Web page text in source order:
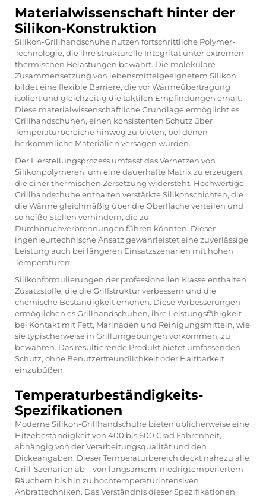
Materialwissenschaft hinter der
Silikon-Konstruktion
Silikon-Grillhandschuhe nutzen fortschrittliche Polymer-
Technologie, die ihre strukturelle Integrität unter extremen
thermischen Belastungen bewahrt. Die molekulare
Zusammensetzung von lebensmittelgeeignetem Silikon
bildet eine flexible Barriere, die vor Wärmeübertragung
isoliert und gleichzeitig die taktilen Empfindungen erhält.
Diese materialwissenschaftliche Grundlage ermöglicht es
Grillhandschuhen, einen konsistenten Schutz über
Temperaturbereiche hinweg zu bieten, bei denen
herkömmliche Materialien versagen würden.
Der Herstellungsprozess umfasst das Vernetzen von
Silikonpolymeren, um eine dauerhafte Matrix zu erzeugen,
die einer thermischen Zersetzung widersteht. Hochwertige
Grillhandschuhe enthalten verstärkte Silikonschichten, die
die Wärme gleichmäßig über die Oberfläche verteilen und
so heiße Stellen verhindern, die zu
Durchbruchverbrennungen führen könnten. Dieser
ingenieurtechnische Ansatz gewährleistet eine zuverlässige
Leistung auch bei längeren Einsatzszenarien mit hohen
Temperaturen.
Silikonformulierungen der professionellen Klasse enthalten
Zusatzstoffe, die die Griffstruktur verbessern und die
chemische Beständigkeit erhöhen. Diese Verbesserungen
ermöglichen es Grillhandschuhen, ihre Leistungsfähigkeit
bei Kontakt mit Fett, Marinaden und Reinigungsmitteln, wie
sie typischerweise in Grillumgebungen vorkommen, zu
bewahren. Das resultierende Produkt bietet umfassenden
Schutz, ohne Benutzerfreundlichkeit oder Haltbarkeit
einzubüßen.
Temperaturbeständigkeits-
Spezifikationen
Moderne Silikon-Grillhandschuhe bieten üblicherweise eine
Hitzebeständigkeit von 400 bis 600 Grad Fahrenheit,
abhängig von der Verarbeitungsqualität und den
Dickeangaben. Dieser Temperaturbereich deckt nahezu alle
Grill-Szenarien ab – von langsamem, niedrigtemperiertem
Räuchern bis hin zu hochtemperaturintensiven
Anbrattechniken. Das Verständnis dieser Spezifikationen